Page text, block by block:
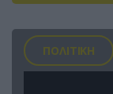
ΠΟΛΙΤΙΚΗ